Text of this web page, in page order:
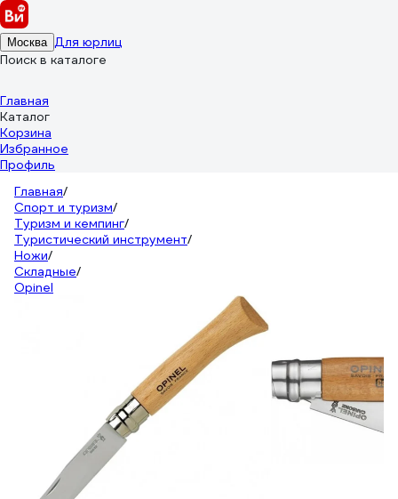
Москва Для юрлиц
Поиск в каталоге
Главная
Каталог
Корзина
Избранное
Профиль
Главная/
Спорт и туризм/
Туризм и кемпинг/
Туристический инструмент/
Ножи/
Складные/
Opinel